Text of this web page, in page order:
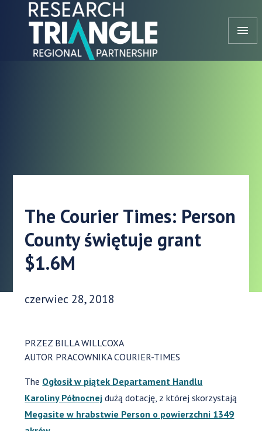
Przejdź do treści
menu
The Courier Times: Person
County świętuje grant
$1.6M
Data opublikowania:
czerwiec 28, 2018
PRZEZ BILLA WILLCOXA
AUTOR PRACOWNIKA COURIER-TIMES
The Ogłosił w piątek Departament Handlu
Karoliny Północnej dużą dotację, z której skorzystają
Megasite w hrabstwie Person o powierzchni 1349